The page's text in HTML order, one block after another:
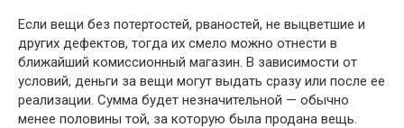
Если вещи без потертостей, рваностей, не выцветшие и
других дефектов, тогда их смело можно отнести в
ближайший комиссионный магазин. В зависимости от
условий, деньги за вещи могут выдать сразу или после ее
реализации. Сумма будет незначительной — обычно
менее половины той, за которую была продана вещь.